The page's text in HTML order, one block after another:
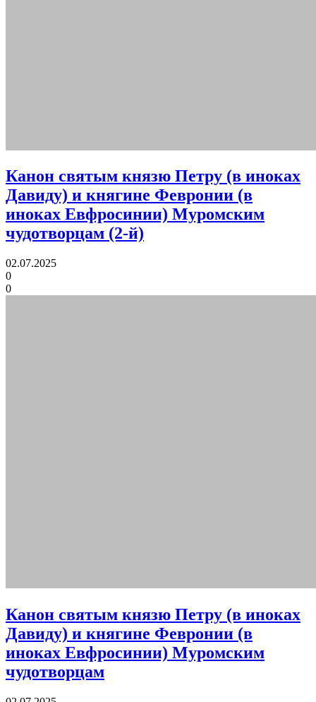
Канон святым князю Петру (в иноках
Давиду) и княгине Февронии (в
иноках Евфросинии) Муромским
чудотворцам (2-й)
02.07.2025
0
0
Канон святым князю Петру (в иноках
Давиду) и княгине Февронии (в
иноках Евфросинии) Муромским
чудотворцам